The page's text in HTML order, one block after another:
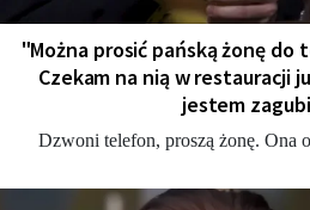
"Można prosić pańską żonę do
Czekam na nią w restauracji
jestem
Dzwoni telefon, proszą żonę. Ona